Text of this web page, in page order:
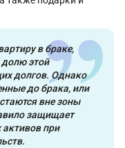
в браке,
долю этой
долгов. Однако
до брака, или
вне зоны
защищает
активов при